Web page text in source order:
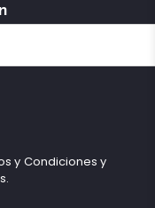
y Condiciones y